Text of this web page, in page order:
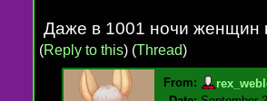
Даже в 1001 ночи женщин
(Reply to this) (Thread)
From: